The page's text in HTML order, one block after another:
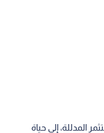
المدللة، إلى حياة